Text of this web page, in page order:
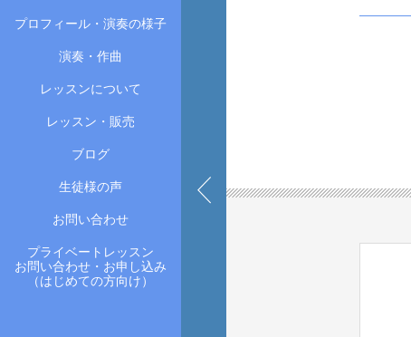
プロフィール・演奏の様子
演奏・作曲
レッスンについて
レッスン・販売
ブログ
生徒様の声
お問い合わせ
プライベートレッスン
お問い合わせ・お申し込み
（はじめての方向け）